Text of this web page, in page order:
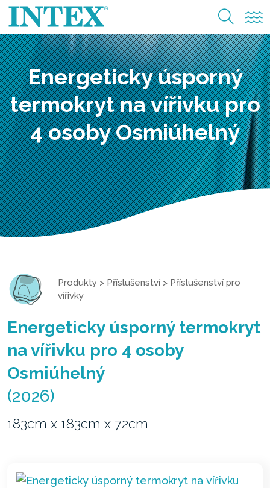
Energeticky úsporný
termokryt na vířivku pro
4 osoby Osmiúhelný
Produkty > Příslušenství > Příslušenství pro
vířivky
Energeticky úsporný termokryt
na vířivku pro 4 osoby
Osmiúhelný
(2026)
183cm x 183cm x 72cm